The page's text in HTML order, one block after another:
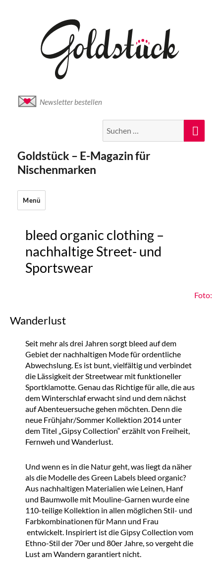
Newsletter bestellen
nach:
Goldstück – E-Magazin für
Nischenmarken
Menü
bleed organic clothing –
nachhaltige Street- und
Sportswear
Foto:
Wanderlust
Seit mehr als drei Jahren sorgt bleed auf dem
Gebiet der nachhaltigen Mode für ordentliche
Abwechslung. Es ist bunt, vielfältig und verbindet
die Lässigkeit der Streetwear mit funktioneller
Sportklamotte. Genau das Richtige für alle, die aus
dem Winterschlaf erwacht sind und dem nächst
auf Abenteuersuche gehen möchten. Denn die
neue Frühjahr/Sommer Kollektion 2014 unter
dem Titel „Gipsy Collection“ erzählt von Freiheit,
Fernweh und Wanderlust.
Und wenn es in die Natur geht, was liegt da näher
als die Modelle des Green Labels bleed organic?
Aus nachhaltigen Materialien wie Leinen, Hanf
und Baumwolle mit Mouline-Garnen wurde eine
110-teilige Kollektion in allen möglichen Stil- und
Farbkombinationen für Mann und Frau
entwickelt. Inspiriert ist die Gipsy Collection vom
Ethno-Stil der 70er und 80er Jahre, so vergeht die
Lust am Wandern garantiert nicht.